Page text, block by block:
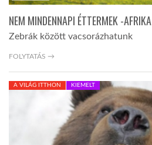
NEM MINDENNAPI ÉTTERMEK -AFRIKA
Zebrák között vacsorázhatunk
FOLYTATÁS →
A VILÁG ITTHON KIEMELT